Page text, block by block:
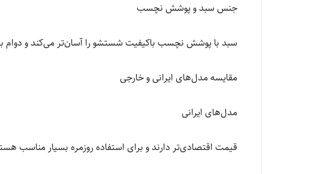
جنس سبد و پوشش نچسب
سبد با پوشش نچسب باکیفیت شستشو را آسان‌تر می‌کند و دوام
مقایسه مدل‌های ایرانی و خارجی
مدل‌های ایرانی
قیمت اقتصادی‌تر دارند و برای استفاده روزمره بسیار